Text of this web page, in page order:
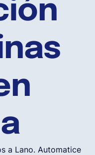
a Lano. Automatice